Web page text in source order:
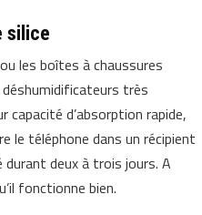
silice
les boîtes à chaussures
très
capacité d’absorption rapide,
le téléphone dans un récipient
deux à trois jours. A
fonctionne bien.